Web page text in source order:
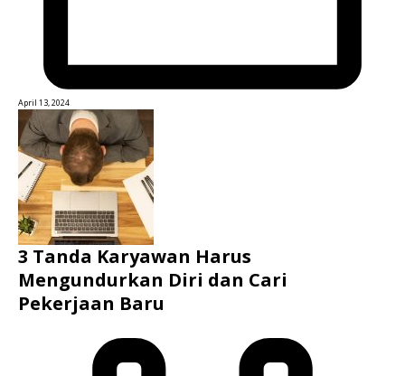
April 13, 2024
3 Tanda Karyawan Harus
Mengundurkan Diri dan Cari
Pekerjaan Baru